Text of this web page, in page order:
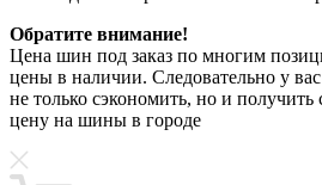
Обратите внимание!
Цена шин под заказ по многим
цены в наличии. Следовательно у
не только сэкономить, но и
цену на шины в городе